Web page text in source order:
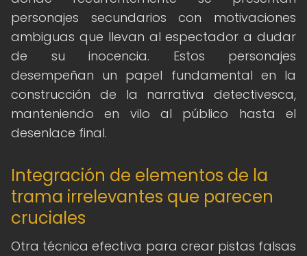
personajes secundarios con motivaciones
ambiguas que llevan al espectador a dudar
de su inocencia. Estos personajes
desempeñan un papel fundamental en la
construcción de la narrativa detectivesca,
manteniendo en vilo al público hasta el
desenlace final.
Integración de elementos de la
trama irrelevantes que parecen
cruciales
Otra técnica efectiva para crear pistas falsas